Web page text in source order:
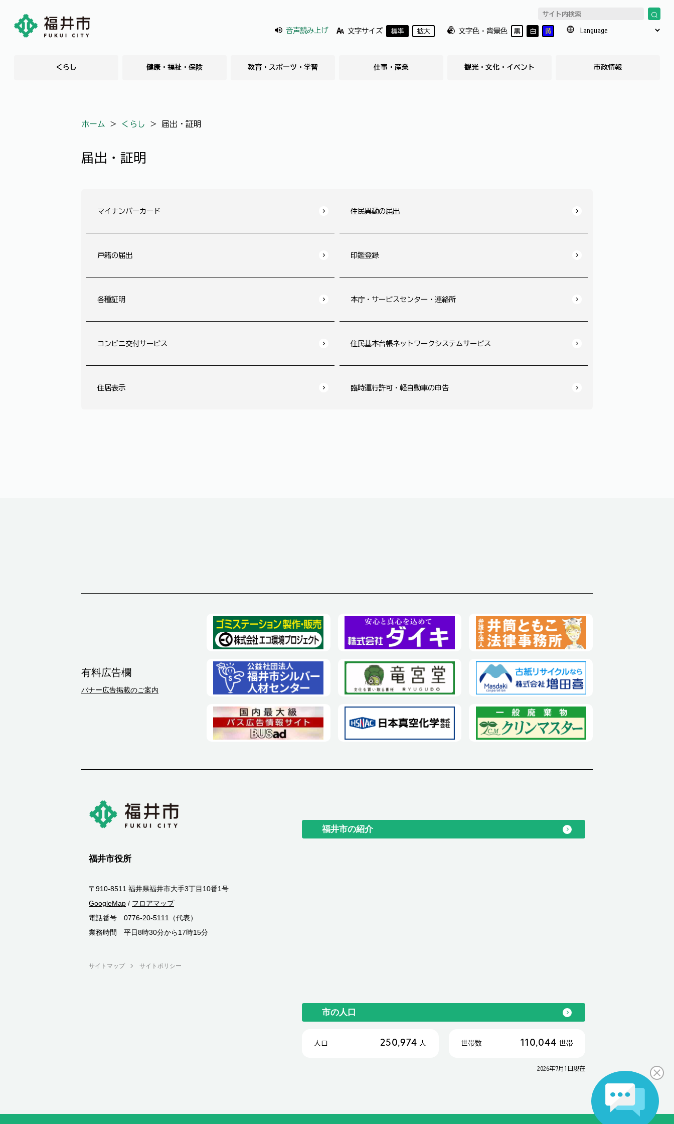
音声読み上げ 文字サイズ 標準 拡大 文字色・背景色 黒 白 黄
くらし 健康・福祉・保険 教育・スポーツ・学習 仕事・産業 観光・文化・イベント 市政情報
ホーム ＞ くらし ＞ 届出・証明
届出・証明
マイナンバーカード 住民異動の届出
戸籍の届出 印鑑登録
各種証明 本庁・サービスセンター・連絡所
コンビニ交付サービス 住民基本台帳ネットワークシステムサービス
住居表示 臨時運行許可・軽自動車の申告
有料広告欄
バナー広告掲載のご案内
福井市役所
〒910-8511 福井県福井市大手3丁目10番1号
GoogleMap / フロアマップ
電話番号 0776-20-5111（代表）
業務時間 平日8時30分から17時15分
サイトマップ サイトポリシー
福井市の紹介
市の人口
人口 250,974 人 世帯数 110,044 世帯
2026年7月1日現在